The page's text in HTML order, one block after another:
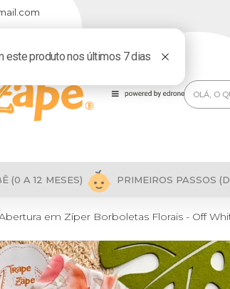
(0 A 12 MESES) PRIMEIROS PASSOS
em Zíper Borboletas Florais - Off